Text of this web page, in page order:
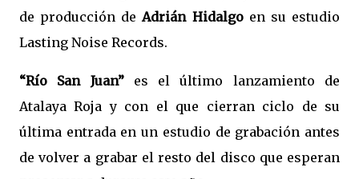
de producción deAdrián Hidalgoen su estudio
Lasting Noise Records.
“Río San Juan” es el último lanzamiento de
Atalaya Roja y con el que cierran ciclo de su
última entrada en un estudio de grabación antes
de volver a grabar el resto del disco que esperan